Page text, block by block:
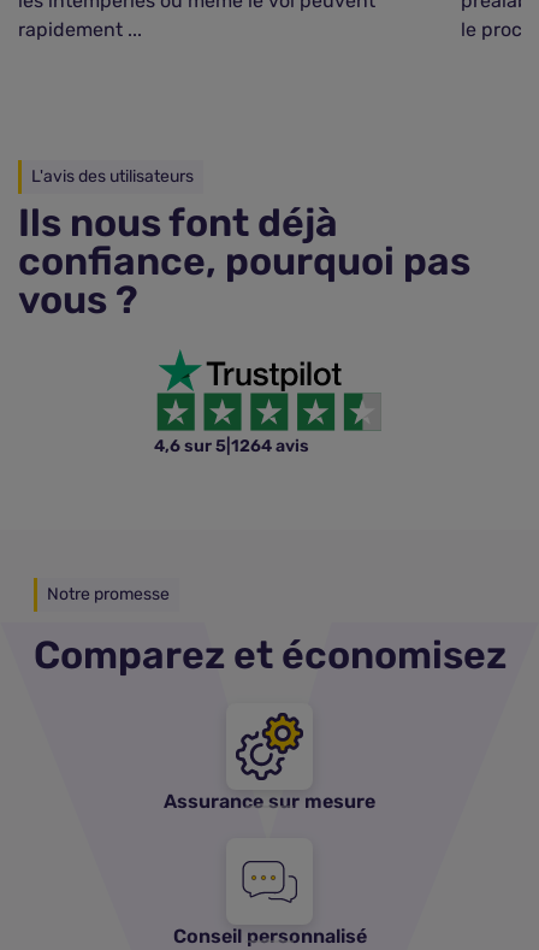
rapidement ...
le
L'avis des utilisateurs
Ils nous font déjà
confiance, pourquoi pas
vous ?
4,6 sur 5 1264 avis
Notre promesse
Comparez et économisez
Assurance sur mesure
Conseil personnalisé